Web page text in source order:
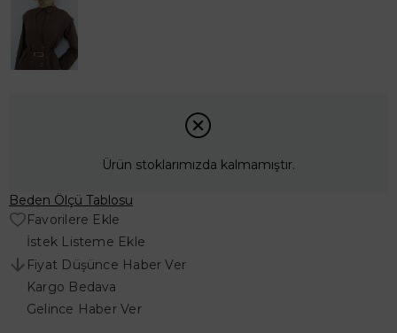
Ürün stoklarımızda kalmamıştır.
Beden Ölçü Tablosu
Favorilere Ekle
İstek Listeme Ekle
Fiyat Düşünce Haber Ver
Kargo Bedava
Gelince Haber Ver